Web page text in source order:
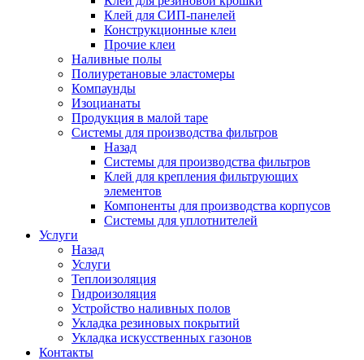
Клей для СИП-панелей
Конструкционные клеи
Прочие клеи
Наливные полы
Полиуретановые эластомеры
Компаунды
Изоцианаты
Продукция в малой таре
Системы для производства фильтров
Назад
Системы для производства фильтров
Клей для крепления фильтрующих
элементов
Компоненты для производства корпусов
Системы для уплотнителей
Услуги
Назад
Услуги
Теплоизоляция
Гидроизоляция
Устройство наливных полов
Укладка резиновых покрытий
Укладка искусственных газонов
Контакты